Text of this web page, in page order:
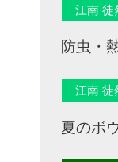
江南 徒
防虫・
江南 徒
夏のボ